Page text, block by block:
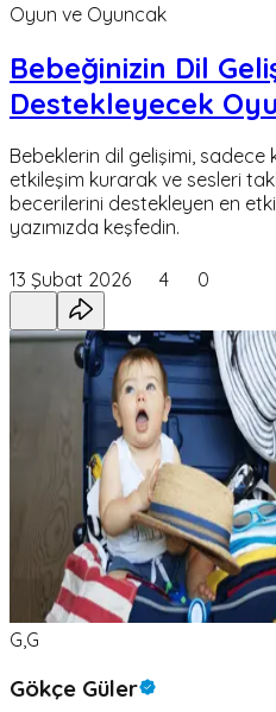
Oyun ve Oyuncak
Bebeğinizin Dil
Destekleyecek
Bebeklerin dil gelişimi,
etkileşim kurarak ve sesleri
becerilerini destekleyen en
yazımızda keşfedin.
13 Şubat 2026 4 0
G,G
Gökçe Güler